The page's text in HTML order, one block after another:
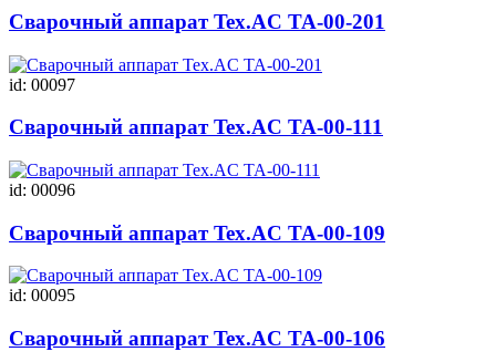
Сварочный аппарат Tex.AC ТА-00-201
id: 00097
Сварочный аппарат Tex.AC ТА-00-111
id: 00096
Сварочный аппарат Tex.AC ТА-00-109
id: 00095
Сварочный аппарат Tex.AC ТА-00-106